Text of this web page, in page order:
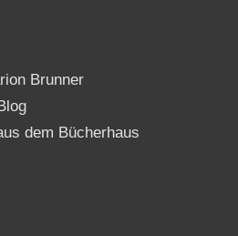
Brunner
dem Bücherhaus